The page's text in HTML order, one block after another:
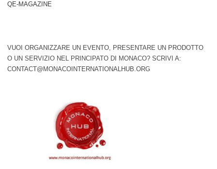
QE-MAGAZINE
VUOI ORGANIZZARE UN EVENTO, PRESENTARE UN PRODOTTO
O UN SERVIZIO NEL PRINCIPATO DI MONACO? SCRIVI A:
CONTACT@MONACOINTERNATIONALHUB.ORG